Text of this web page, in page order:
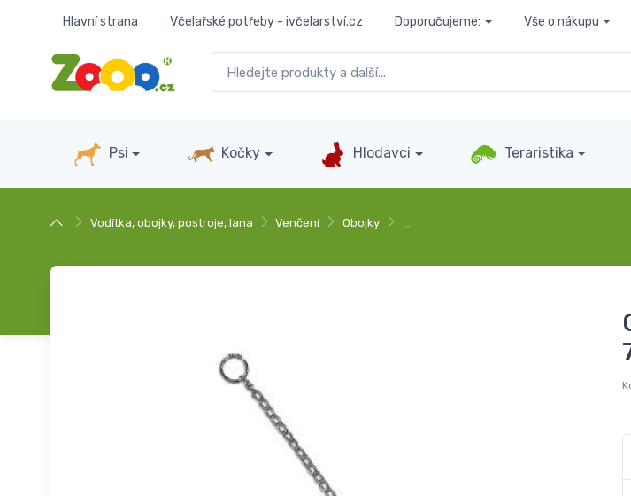
Hlavní strana Včelařské potřeby - ivčelarství.cz Doporučujeme: Vše o nákupu
Psi Kočky Hlodavci Teraristika
Vodítka, obojky, postroje, lana Venčení Obojky …